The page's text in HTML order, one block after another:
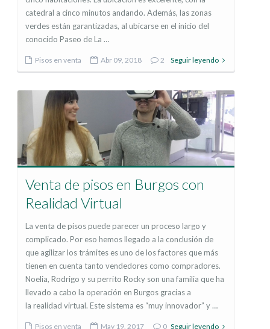
catedral a cinco minutos andando. Además, las zonas
verdes están garantizadas, al ubicarse en el inicio del
conocido Paseo de La …
Pisos en venta Abr 09, 2018 2 Seguir leyendo
Venta de pisos en Burgos con
Realidad Virtual
La venta de pisos puede parecer un proceso largo y
complicado. Por eso hemos llegado a la conclusión de
que agilizar los trámites es uno de los factores que más
tienen en cuenta tanto vendedores como compradores.
Noelia, Rodrigo y su perrito Rocky son una familia que ha
llevado a cabo la operación en Burgos gracias a
la realidad virtual. Este sistema es “muy innovador” y …
Pisos en venta May 19, 2017 0 Seguir leyendo